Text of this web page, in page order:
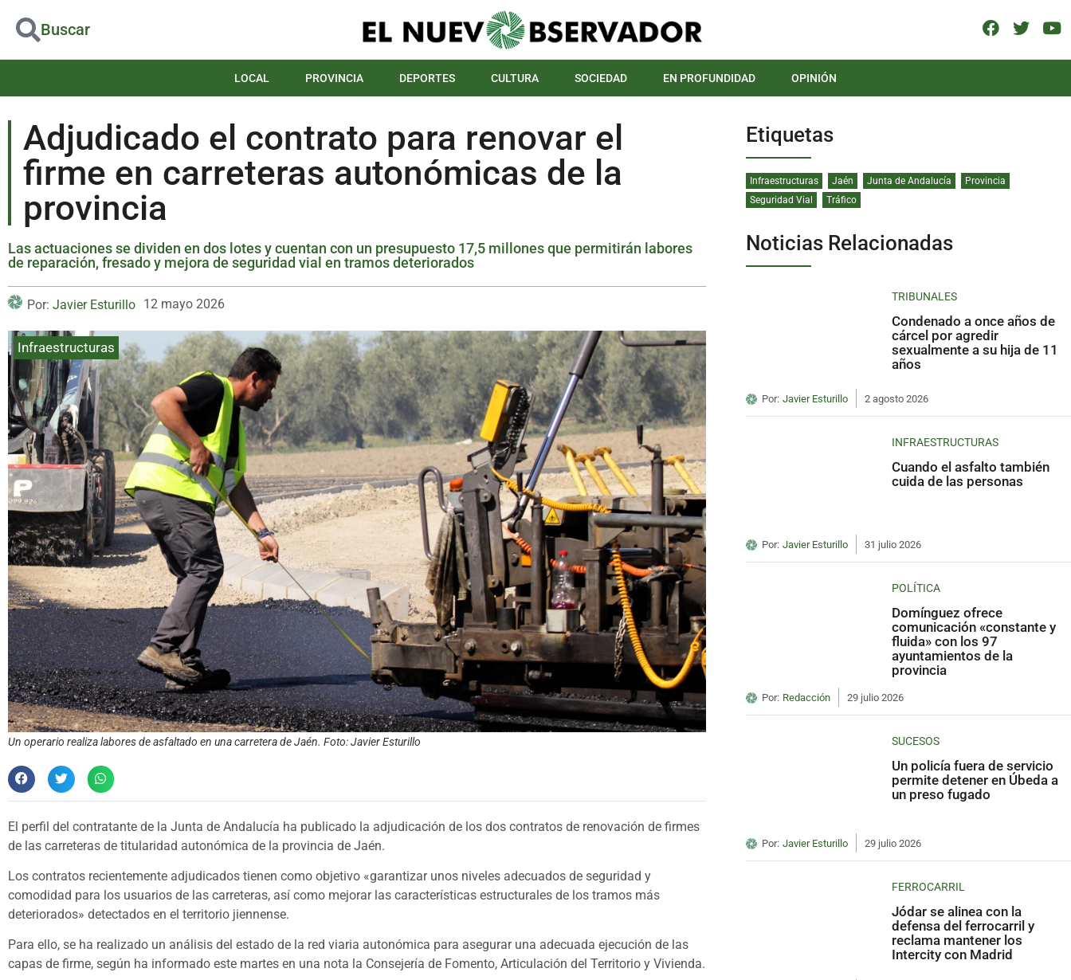
Buscar
LOCAL PROVINCIA DEPORTES CULTURA SOCIEDAD EN PROFUNDIDAD OPINIÓN
Adjudicado el contrato para renovar el
firme en carreteras autonómicas de la
provincia
Las actuaciones se dividen en dos lotes y cuentan con un presupuesto 17,5 millones que permitirán labores
de reparación, fresado y mejora de seguridad vial en tramos deteriorados
Por: Javier Esturillo 12 mayo 2026
Infraestructuras
Un operario realiza labores de asfaltado en una carretera de Jaén. Foto: Javier Esturillo
El perfil del contratante de la Junta de Andalucía ha publicado la adjudicación de los dos contratos de renovación de firmes
de las carreteras de titularidad autonómica de la provincia de Jaén.
Los contratos recientemente adjudicados tienen como objetivo «garantizar unos niveles adecuados de seguridad y
comodidad para los usuarios de las carreteras, así como mejorar las características estructurales de los tramos más
deteriorados» detectados en el territorio jiennense.
Para ello, se ha realizado un análisis del estado de la red viaria autonómica para asegurar una adecuada ejecución de las
capas de firme, según ha informado este martes en una nota la Consejería de Fomento, Articulación del Territorio y Vivienda.
Etiquetas
Infraestructuras Jaén Junta de Andalucía
Provincia
Seguridad Vial
Tráfico
Noticias Relacionadas
TRIBUNALES
Condenado a once años de
cárcel por agredir
sexualmente a su hija de 11
años
Por: Javier Esturillo 2 agosto 2026
INFRAESTRUCTURAS
Cuando el asfalto también
cuida de las personas
Por: Javier Esturillo 31 julio 2026
POLÍTICA
Domínguez ofrece
comunicación «constante y
fluida» con los 97
ayuntamientos de la
provincia
Por: Redacción 29 julio 2026
SUCESOS
Un policía fuera de servicio
permite detener en Úbeda a
un preso fugado
Por: Javier Esturillo 29 julio 2026
FERROCARRIL
Jódar se alinea con la
defensa del ferrocarril y
reclama mantener los
Intercity con Madrid